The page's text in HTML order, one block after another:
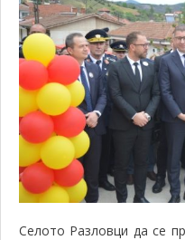
Селото Разловци да се